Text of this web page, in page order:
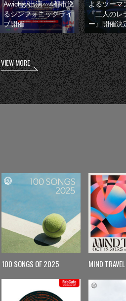
Awichが出演 4都市巡
るシンフォニックライ
ブ開催
よるツーマ
『二人のレ
ー』開催決
VIEW MORE
100 SONGS OF 2025 MIND TRAVEL